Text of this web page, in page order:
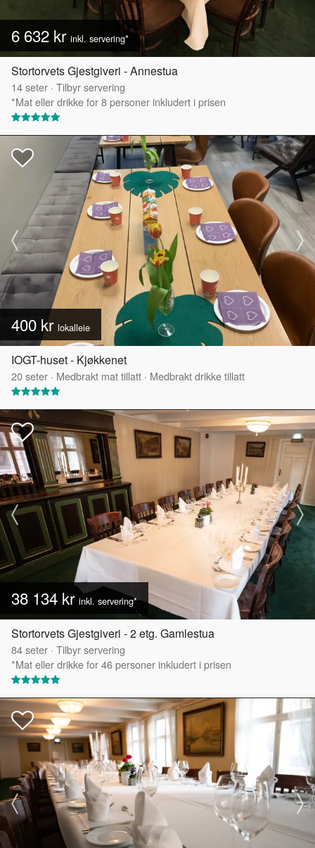
6 632 kr inkl. servering*
Stortorvets Gjestgiveri - Annestua
14seter · Tilbyr servering
*Mat eller drikke for 8 personer inkludert i prisen
400 kr lokalleie
IOGT-huset - Kjøkkenet
20seter · Medbrakt mat tillatt · Medbrakt drikke tillatt
38 134 kr inkl. servering*
Stortorvets Gjestgiveri - 2 etg. Gamlestua
84seter · Tilbyr servering
*Mat eller drikke for 46 personer inkludert i prisen